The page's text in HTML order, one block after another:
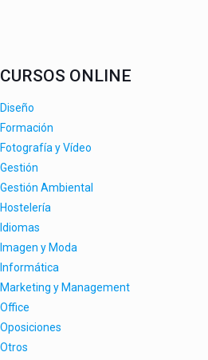
CURSOS ONLINE
Diseño
Formación
Fotografía y Vídeo
Gestión
Gestión Ambiental
Hostelería
Idiomas
Imagen y Moda
Informática
Marketing y Management
Office
Oposiciones
Otros